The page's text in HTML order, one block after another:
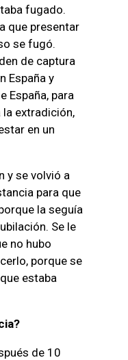
fugado.
que presentar
se fugó.
de captura
España y
España, para
extradición,
en un
y se volvió a
para que
la seguía
Se le
no hubo
porque se
estaba
de 10